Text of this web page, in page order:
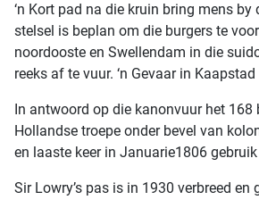
‘n Kort pad na die kruin bring mens
stelsel is beplan om die burgers te
noordooste en Swellendam in die
reeks af te vuur. ‘n Gevaar in
In antwoord op die kanonvuur het
Hollandse troepe onder bevel van
en laaste keer in Januarie1806
Sir Lowry’s pas is in 1930 verbreed